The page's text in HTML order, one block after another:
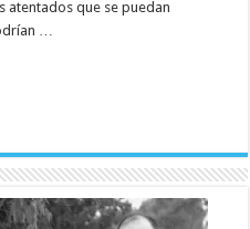
atentados que se puedan
…